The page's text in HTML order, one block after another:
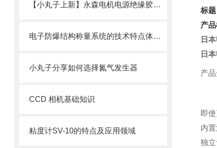
【小丸子上新】永森电机电源绝缘胶套50AMP现货
电子防爆结构称量系统的技术特点体现在哪些方面？
小丸子分享如何选择氮气发生器
CCD 相机基础知识
粘度计SV-10的特点及应用领域
标
产
日
日
产
即
内
独